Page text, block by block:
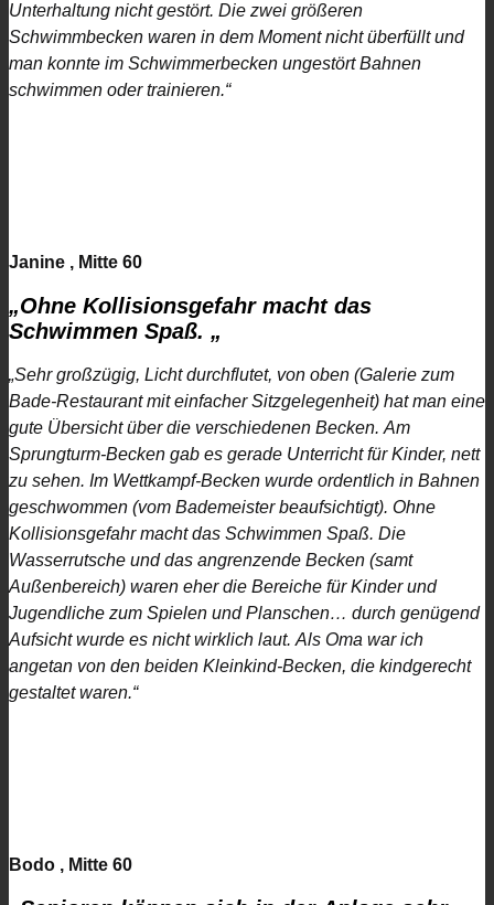
Unterhaltung nicht gestört. Die zwei größeren
Schwimmbecken waren in dem Moment nicht überfüllt und
man konnte im Schwimmerbecken ungestört Bahnen
schwimmen oder trainieren.“
Janine , Mitte 60
„Ohne Kollisionsgefahr macht das
Schwimmen Spaß. „
„Sehr großzügig, Licht durchflutet, von oben (Galerie zum
Bade-Restaurant mit einfacher Sitzgelegenheit) hat man eine
gute Übersicht über die verschiedenen Becken. Am
Sprungturm-Becken gab es gerade Unterricht für Kinder, nett
zu sehen. Im Wettkampf-Becken wurde ordentlich in Bahnen
geschwommen (vom Bademeister beaufsichtigt). Ohne
Kollisionsgefahr macht das Schwimmen Spaß. Die
Wasserrutsche und das angrenzende Becken (samt
Außenbereich) waren eher die Bereiche für Kinder und
Jugendliche zum Spielen und Planschen… durch genügend
Aufsicht wurde es nicht wirklich laut. Als Oma war ich
angetan von den beiden Kleinkind-Becken, die kindgerecht
gestaltet waren.“
Bodo , Mitte 60